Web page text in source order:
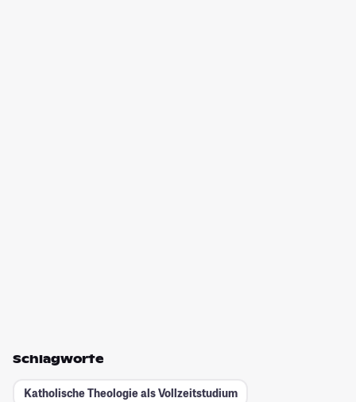
Schlagworte
Katholische Theologie als Vollzeitstudium